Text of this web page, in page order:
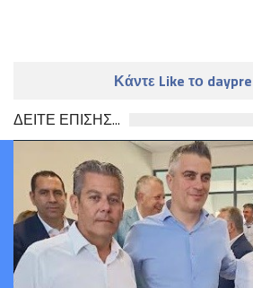
Κάντε Like το
ΔΕΙΤΕ ΕΠΙΣΗΣ...